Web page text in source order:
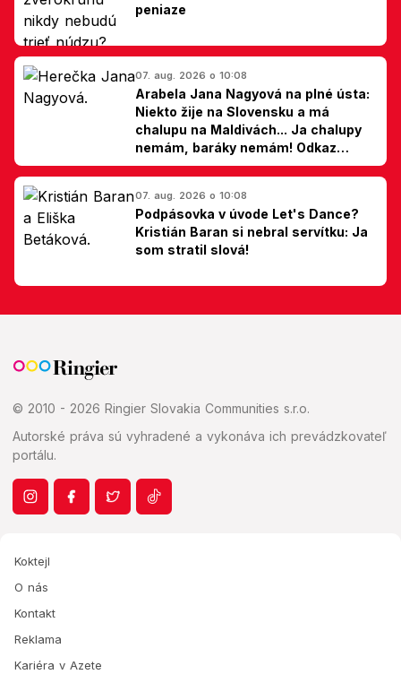
peniaze
07. aug. 2026 o 10:08
Arabela Jana Nagyová na plné ústa:
Niekto žije na Slovensku a má
chalupu na Maldivách... Ja chalupy
nemám, baráky nemám! Odkaz
Slovákom
07. aug. 2026 o 10:08
Podpásovka v úvode Let's Dance?
Kristián Baran si nebral servítku: Ja
som stratil slová!
© 2010 - 2026 Ringier Slovakia Communities s.r.o.
Autorské práva sú vyhradené a vykonáva ich prevádzkovateľ
portálu.
Koktejl
O nás
Kontakt
Reklama
Kariéra v Azete